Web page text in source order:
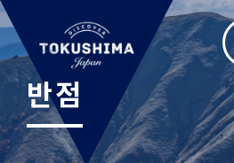
반점